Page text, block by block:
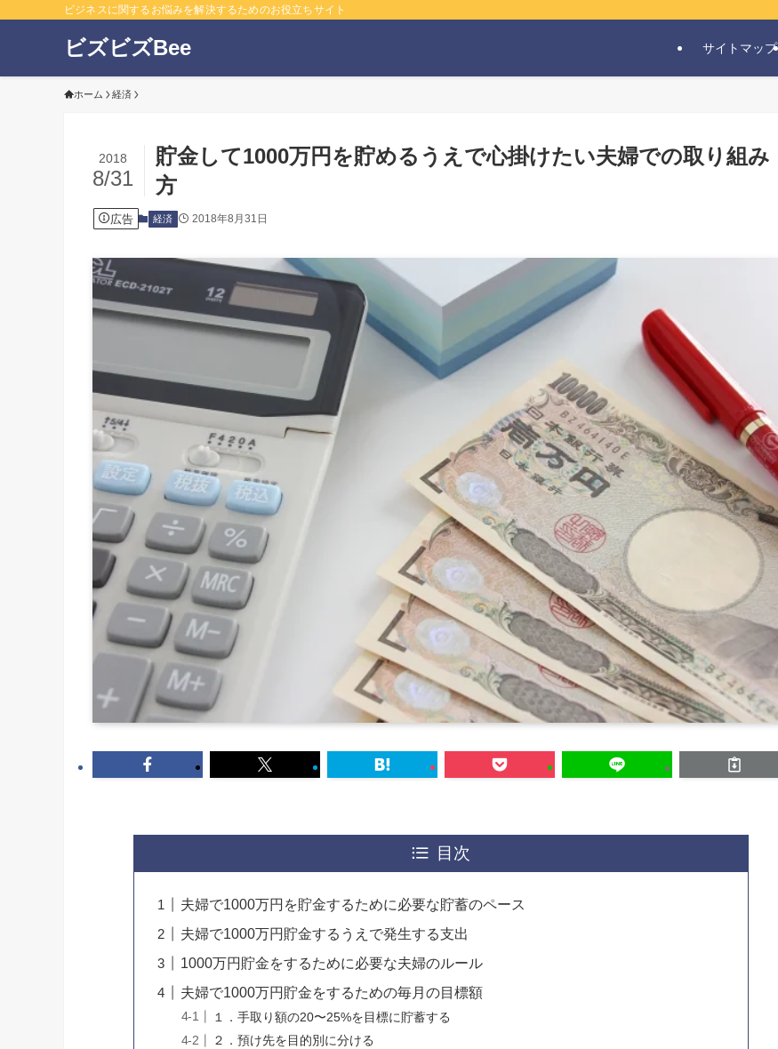
ビジネスに関するお悩みを解決するためのお役立ちサイト
ビズビズBee サイトマップ
ホーム 経済
貯金して1000万円を貯めるうえで心掛けたい夫婦での取り組み
方
2018
8/31
広告 経済 2018年8月31日
目次
夫婦で1000万円を貯金するために必要な貯蓄のペース
夫婦で1000万円貯金するうえで発生する支出
1000万円貯金をするために必要な夫婦のルール
夫婦で1000万円貯金をするための毎月の目標額
１．手取り額の20〜25%を目標に貯蓄する
２．預け先を目的別に分ける